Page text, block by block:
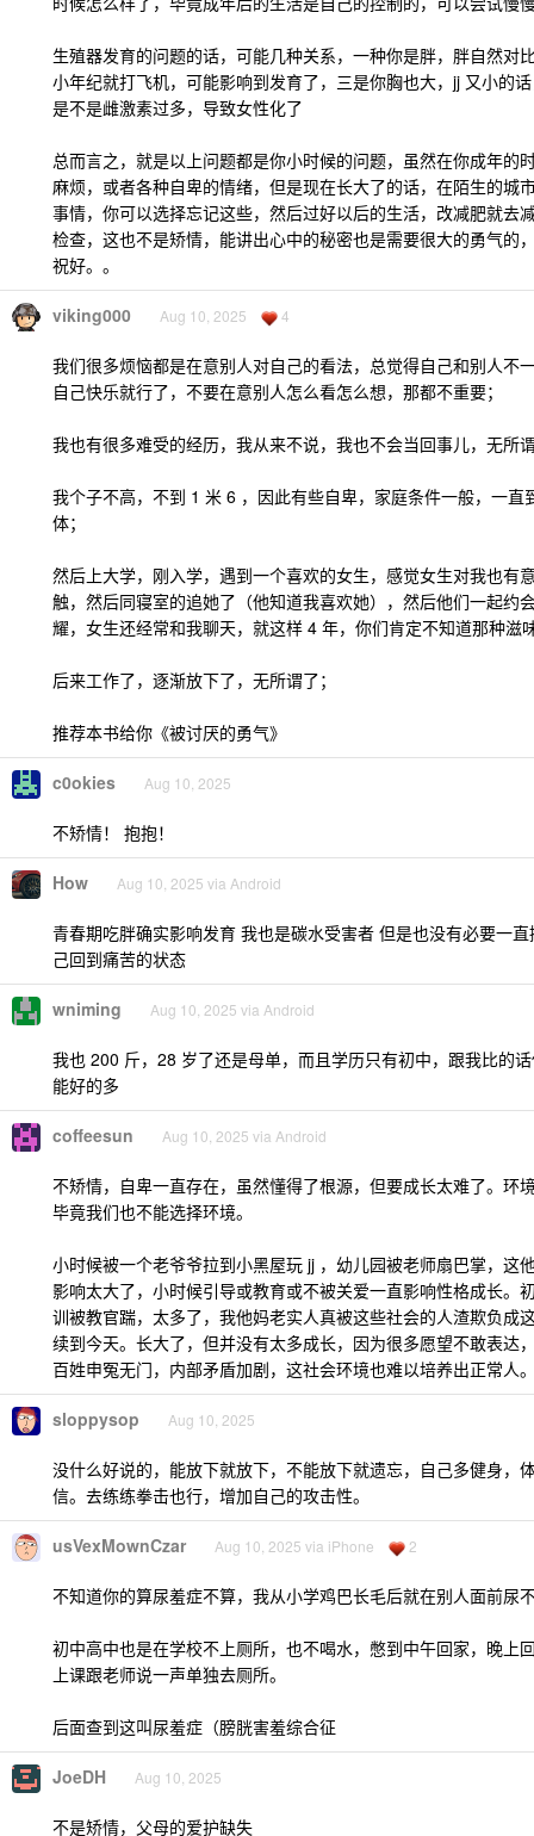
生殖器发育的问题的话，可能几种关系，一种你是胖，胖自然对
小年纪就打飞机，可能影响到发育了，三是你胸也大，jj 又小的
是不是雌激素过多，导致女性化了
总而言之，就是以上问题都是你小时候的问题，虽然在你成年的
麻烦，或者各种自卑的情绪，但是现在长大了的话，在陌生的城
事情，你可以选择忘记这些，然后过好以后的生活，改减肥就去
检查，这也不是矫情，能讲出心中的秘密也是需要很大的勇气的
祝好。。
viking000 Aug 10, 2025 4
我们很多烦恼都是在意别人对自己的看法，总觉得自己和别人不
自己快乐就行了，不要在意别人怎么看怎么想，那都不重要；
我也有很多难受的经历，我从来不说，我也不会当回事儿，无所
我个子不高，不到 1 米 6 ，因此有些自卑，家庭条件一般，一直
体；
然后上大学，刚入学，遇到一个喜欢的女生，感觉女生对我也有
触，然后同寝室的追她了（他知道我喜欢她），然后他们一起约
耀，女生还经常和我聊天，就这样 4 年，你们肯定不知道那种滋
后来工作了，逐渐放下了，无所谓了；
推荐本书给你《被讨厌的勇气》
c0okies Aug 10, 2025
不矫情！ 抱抱！
How Aug 10, 2025 via Android
青春期吃胖确实影响发育 我也是碳水受害者 但是也没有必要一
己回到痛苦的状态
wniming Aug 10, 2025 via Android
我也 200 斤，28 岁了还是母单，而且学历只有初中，跟我比的
能好的多
coffeesun Aug 10, 2025 via Android
不矫情，自卑一直存在，虽然懂得了根源，但要成长太难了。环
毕竟我们也不能选择环境。
小时候被一个老爷爷拉到小黑屋玩 jj ，幼儿园被老师扇巴掌，这
影响太大了，小时候引导或教育或不被关爱一直影响性格成长。
训被教官踹，太多了，我他妈老实人真被这些社会的人渣欺负成
续到今天。长大了，但并没有太多成长，因为很多愿望不敢表达
百姓申冤无门，内部矛盾加剧，这社会环境也难以培养出正常人
sloppysop Aug 10, 2025
没什么好说的，能放下就放下，不能放下就遗忘，自己多健身，
信。去练练拳击也行，增加自己的攻击性。
usVexMownCzar Aug 10, 2025 via iPhone 2
不知道你的算尿羞症不算，我从小学鸡巴长毛后就在别人面前尿
初中高中也是在学校不上厕所，也不喝水，憋到中午回家，晚上
上课跟老师说一声单独去厕所。
后面查到这叫尿羞症（膀胱害羞综合征
JoeDH Aug 10, 2025
不是矫情，父母的爱护缺失